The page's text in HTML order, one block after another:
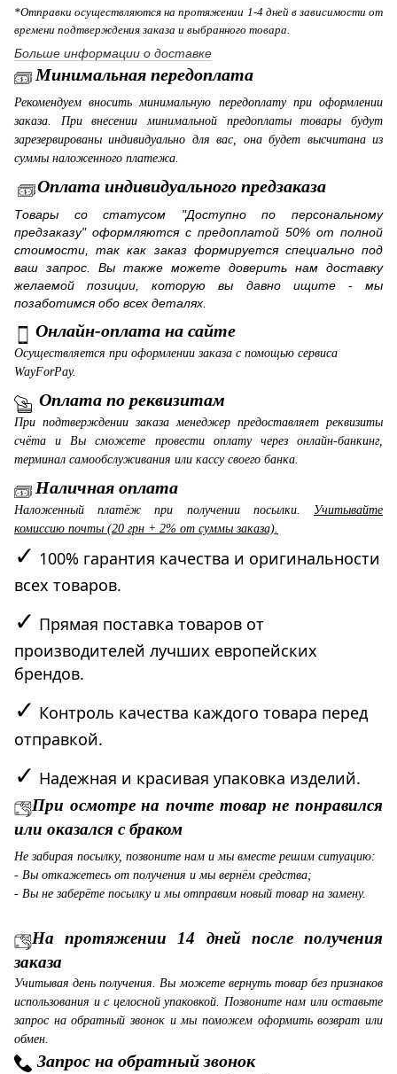
*Отправки осуществляются на протяжении 1-4 дней в зависимости от
времени подтверждения заказа и выбранного товара.
Больше информации о доставке
Минимальная передоплата
Рекомендуем вносить минимальную передоплату при оформлении
заказа. При внесении минимальной предоплаты товары будут
зарезервированы индивидуально для вас, она будет высчитана из
суммы наложенного платежа.
Оплата индивидуального предзаказа
Товары со статусом "Доступно по персональному
предзаказу" оформляются с предоплатой 50% от полной
стоимости, так как заказ формируется специально под
ваш запрос. Вы также можете доверить нам доставку
желаемой позиции, которую вы давно ищите - мы
позаботимся обо всех деталях.
Онлайн-оплата на сайте
Осуществляется при оформлении заказа с помощью сервиса
WayForPay.
Оплата по реквизитам
При подтверждении заказа менеджер предоставляет реквизиты
счёта и Вы сможете провести оплату через онлайн-банкинг,
терминал самообслуживания или кассу своего банка.
Наличная оплата
Наложенный платёж при получении посылки. Учитывайте
комиссию почты (20 грн + 2% от суммы заказа).
✓ 100% гарантия качества и оригинальности
всех товаров.
✓ Прямая поставка товаров от
производителей лучших европейских
брендов.
✓ Контроль качества каждого товара перед
отправкой.
✓ Надежная и красивая упаковка изделий.
При осмотре на почте товар не понравился
или оказался с браком
Не забирая посылку, позвоните нам и мы вместе решим ситуацию:
- Вы откажетесь от получения и мы вернём средства;
- Вы не заберёте посылку и мы отправим новый товар на замену.
На протяжении 14 дней после получения
заказа
Учитывая день получения. Вы можете вернуть товар без признаков
использования и с целосной упаковкой. Позвоните нам или оставьте
запрос на обратный звонок и мы поможем оформить возврат или
обмен.
Запрос на обратный звонок